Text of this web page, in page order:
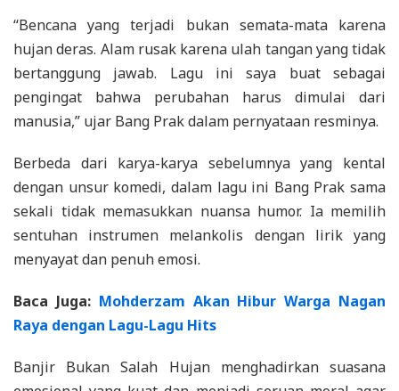
“Bencana yang terjadi bukan semata-mata karena
hujan deras. Alam rusak karena ulah tangan yang tidak
bertanggung jawab. Lagu ini saya buat sebagai
pengingat bahwa perubahan harus dimulai dari
manusia,” ujar Bang Prak dalam pernyataan resminya.
Berbeda dari karya-karya sebelumnya yang kental
dengan unsur komedi, dalam lagu ini Bang Prak sama
sekali tidak memasukkan nuansa humor. Ia memilih
sentuhan instrumen melankolis dengan lirik yang
menyayat dan penuh emosi.
Baca Juga: Mohderzam Akan Hibur Warga Nagan
Raya dengan Lagu-Lagu Hits
Banjir Bukan Salah Hujan menghadirkan suasana